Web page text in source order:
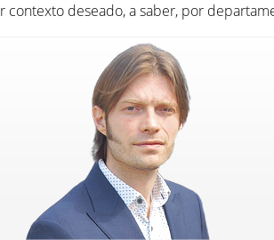
deseado, a saber, por